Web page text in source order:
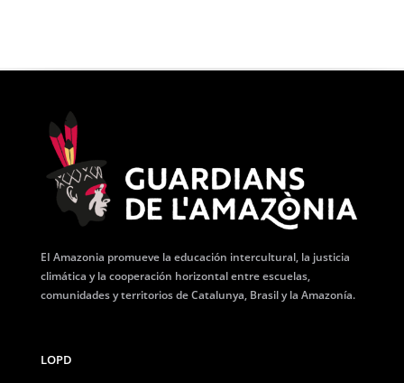
EI Amazonia promueve la educación intercultural, la justicia
climática y la cooperación horizontal entre escuelas,
comunidades y territorios de Catalunya, Brasil y la Amazonía.
LOPD